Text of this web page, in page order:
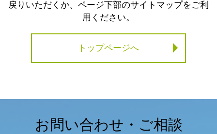
戻りいただくか、ページ下部のサイトマップをご利
用ください。
トップページへ
お問い合わせ・ご相談